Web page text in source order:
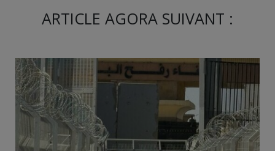
ARTICLE AGORA SUIVANT :